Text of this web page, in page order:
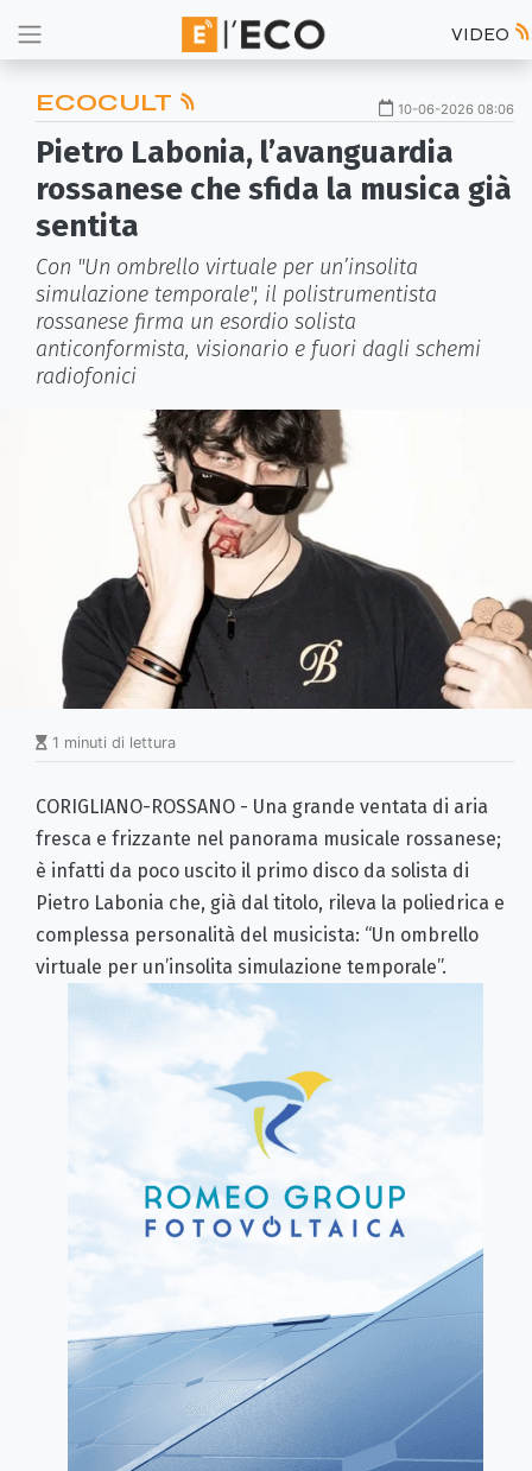
VIDEO
ECOCULT 10-06-2026 08:06
Pietro Labonia, l’avanguardia
rossanese che sfida la musica già
sentita
Con "Un ombrello virtuale per un’insolita
simulazione temporale", il polistrumentista
rossanese firma un esordio solista
anticonformista, visionario e fuori dagli schemi
radiofonici
1 minuti di lettura
CORIGLIANO-ROSSANO - Una grande ventata di aria
fresca e frizzante nel panorama musicale rossanese;
è infatti da poco uscito il primo disco da solista di
Pietro Labonia che, già dal titolo, rileva la poliedrica e
complessa personalità del musicista: “Un ombrello
virtuale per un’insolita simulazione temporale”.